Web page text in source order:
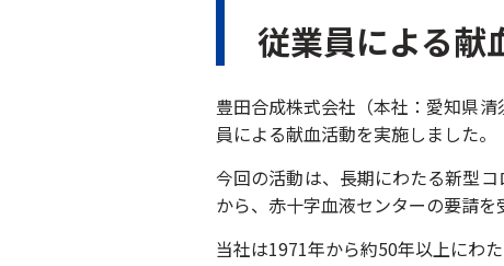
従業員による献
豊田合成株式会社（本社：愛知県
員による献血活動を実施しました。
今回の活動は、長期にわたる新型
から、赤十字血液センターの要請を
当社は1971年から約50年以上にわ